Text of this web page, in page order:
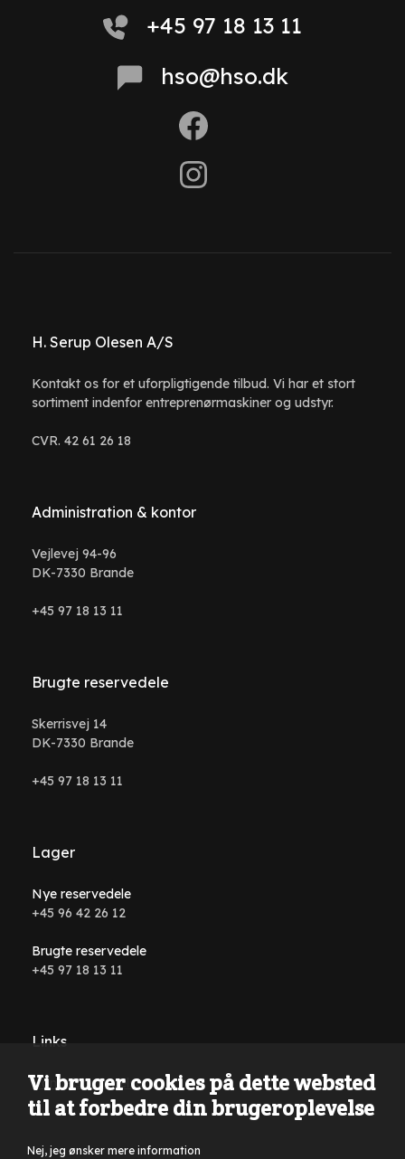
+45 97 18 13 11
hso@hso.dk
H. Serup Olesen A/S
Kontakt os for et uforpligtigende tilbud. Vi har et stort
sortiment indenfor entreprenørmaskiner og udstyr.
CVR. 42 61 26 18
Administration & kontor
Vejlevej 94-96
DK-7330 Brande
+45 97 18 13 11
Brugte reservedele
Skerrisvej 14
DK-7330 Brande
+45 97 18 13 11
Lager
Nye reservedele
+45 96 42 26 12
Brugte reservedele
+45 97 18 13 11
Links
Handelsbetingelser
Vi bruger cookies på dette websted
til at forbedre din brugeroplevelse
Nej, jeg ønsker mere information